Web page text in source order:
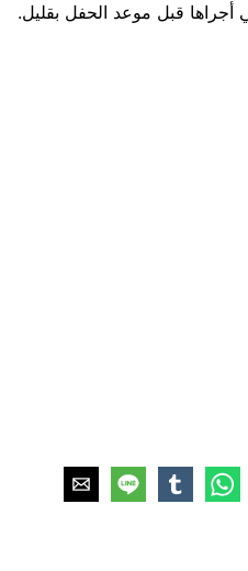
أجراها قبل موعد الحفل بقليل.